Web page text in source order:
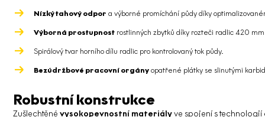
Nízký tahový odpor a výborné promíchání půdy díky
Výborná prostupnost rostlinných zbytků díky rozteči radlic 420
Spirálový tvar horního dílu radlic pro kontrolovaný tok půdy.
Bezúdržbové pracovní orgány opatřené plátky se slinutými
Robustní konstrukce
Zušlechtěnévysokopevnostní materiályve spojení s technologií